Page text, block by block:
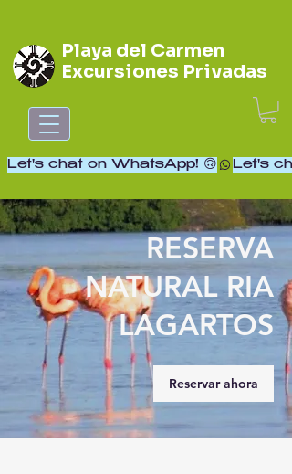
Playa del Carmen
Excursiones Privadas
Let's chat on WhatsApp! 🙃
RESERVA
NATURAL RIA
LAGARTOS
Reservar ahora